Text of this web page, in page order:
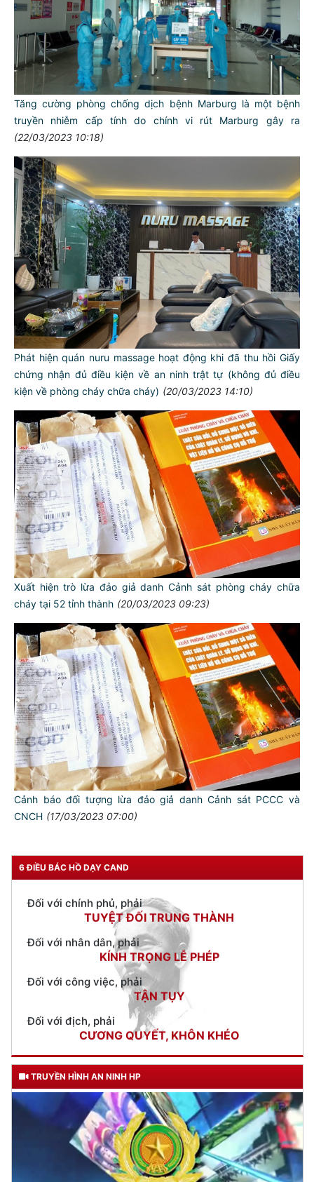
Tăng cường phòng chống dịch bệnh Marburg là một bệnh
truyền nhiễm cấp tính do chính vi rút Marburg gây ra
(22/03/2023 10:18)
Phát hiện quán nuru massage hoạt động khi đã thu hồi Giấy
chứng nhận đủ điều kiện về an ninh trật tự (không đủ điều
kiện về phòng cháy chữa cháy) (20/03/2023 14:10)
Xuất hiện trò lừa đảo giả danh Cảnh sát phòng cháy chữa
cháy tại 52 tỉnh thành (20/03/2023 09:23)
Cảnh báo đối tượng lừa đảo giả danh Cảnh sát PCCC và
CNCH (17/03/2023 07:00)
6 ĐIỀU BÁC HỒ DẠY CAND
TƯ CÁCH
NGƯỜI CÔNG AN CÁCH MỆNH LÀ:
Đối với tự mình, phải
CẦN, KIỆM, LIÊM, CHÍNH
Đối với đồng sự, phải
Đối với chính phủ, phải
TUYỆT ĐỐI TRUNG THÀNH
Đối với nhân dân, phải
KÍNH TRỌNG LỄ PHÉP
Đối với công việc, phải
TẬN TỤY
Đối với địch, phải
CƯƠNG QUYẾT, KHÔN KHÉO
Trích thư Chủ tịch Hồ Chí Minh
gửi Công an Khu XII,
ngày 11 tháng 3 năm 1948.
TRUYỀN HÌNH AN NINH HP